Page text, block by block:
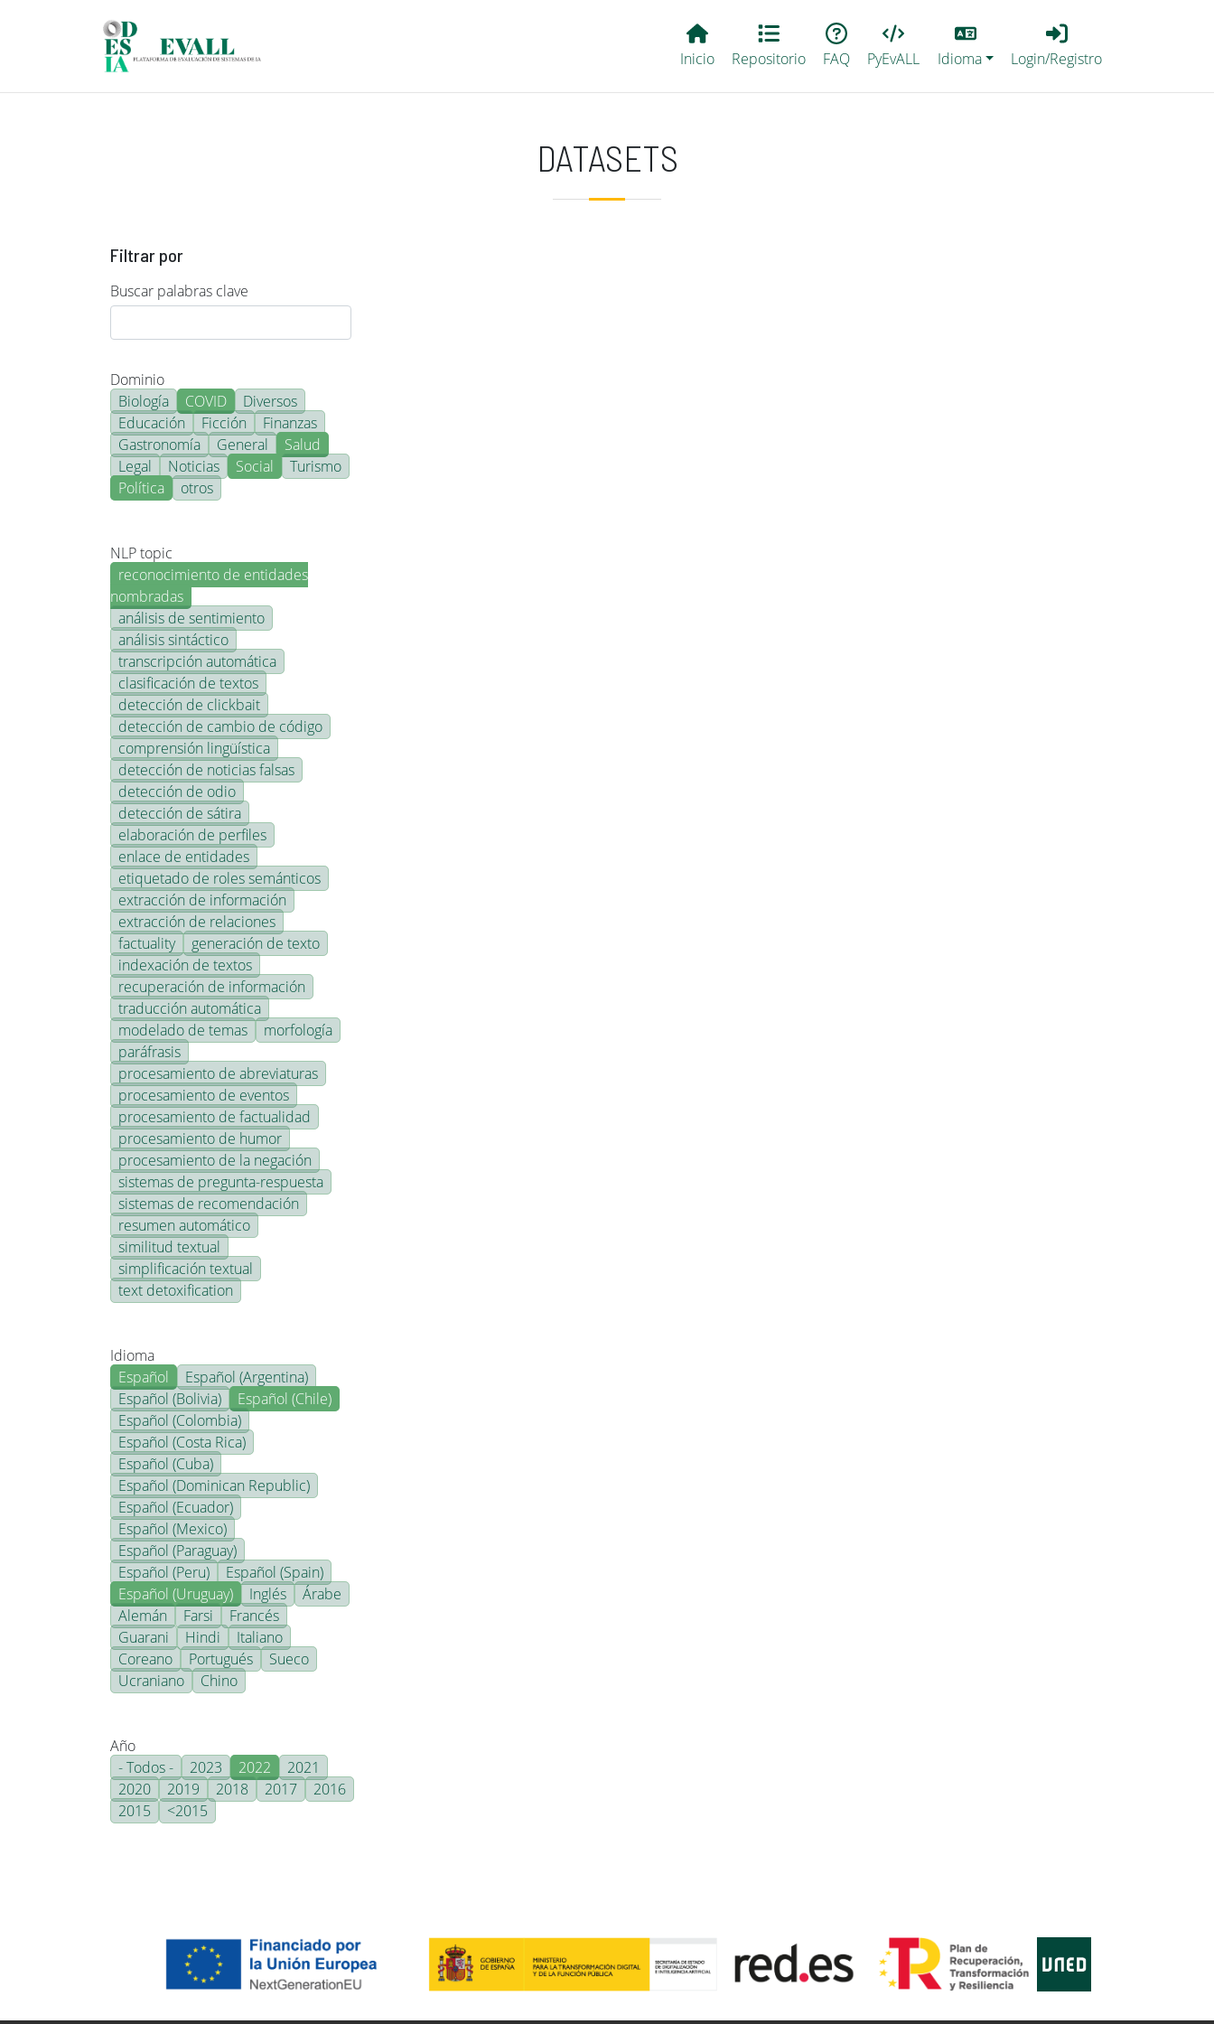
Main EvALL
Inicio Repositorio FAQ PyEvALL
Lang
Idioma
Login_Registro
Login/Registro
DATASETS
Filtrar por
Buscar palabras clave
Dominio
Biología
COVID
Diversos
Educación
Ficción
Finanzas
Gastronomía
General
Salud
Legal
Noticias Social
Turismo
Política
otros
NLP topic
reconocimiento de entidades
nombradas
análisis de sentimiento
análisis sintáctico
transcripción automática
clasificación de textos
detección de clickbait
detección de cambio de código
comprensión lingüística
detección de noticias falsas
detección de odio
detección de sátira
elaboración de perfiles
enlace de entidades
etiquetado de roles semánticos
extracción de información
extracción de relaciones
factuality
generación de texto
indexación de textos
recuperación de información
traducción automática
modelado de temas
morfología
paráfrasis
procesamiento de abreviaturas
procesamiento de eventos
procesamiento de factualidad
procesamiento de humor
procesamiento de la negación
sistemas de pregunta-respuesta
sistemas de recomendación
resumen automático
similitud textual
simplificación textual
text detoxification
Idioma
Español
Español (Argentina)
Español (Bolivia)
Español (Chile)
Español (Colombia)
Español (Costa Rica)
Español (Cuba)
Español (Dominican Republic)
Español (Ecuador)
Español (Mexico)
Español (Paraguay)
Español (Peru)
Español (Spain)
Español (Uruguay)
Inglés
Árabe
Alemán
Farsi
Francés
Guarani
Hindi
Italiano
Coreano
Portugués
Sueco
Ucraniano
Chino
Año
- Todos -
2023 2022
2021
2020
2019 2018 2017
2016
2015
<2015